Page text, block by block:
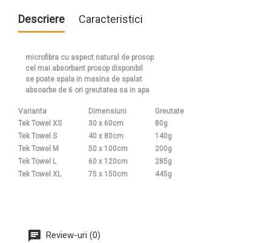
Descriere Caracteristici
microfibra cu aspect natural de prosop
cel mai absorbant prosop disponibil
se poate spala in masina de spalat
absoarbe de 6 ori greutatea sa in apa
Varianta Dimensiuni
Greutate
Tek Towel XS
30 x 60cm
80g
Tek Towel S
40 x 80cm
140g
Tek Towel M
50 x 100cm
200g
Tek Towel L
60 x 120cm
285g
Tek Towel XL
75 x 150cm 445g
Review-uri (0)